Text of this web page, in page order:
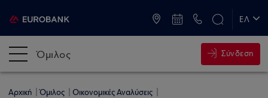
ΕΛ
Όμιλος Σύνδεση
Αρχική Όμιλος
Οικονομικές Αναλύσεις